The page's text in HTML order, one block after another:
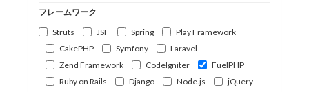
フレームワーク
Struts
JSF Spring
Play Framework
CakePHP
Symfony
Laravel
Zend Framework
CodeIgniter
FuelPHP
Ruby on Rails
Django Node.js
jQuery